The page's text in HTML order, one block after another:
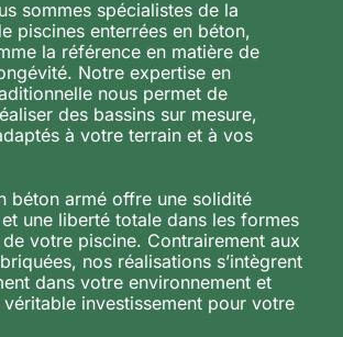
sommes spécialistes de la
piscines enterrées en béton,
la référence en matière de
Notre expertise en
nous permet de
des bassins sur mesure,
à votre terrain et à vos
béton armé offre une solidité
une liberté totale dans les formes
votre piscine. Contrairement aux
nos réalisations s’intègrent
dans votre environnement et
investissement pour votre